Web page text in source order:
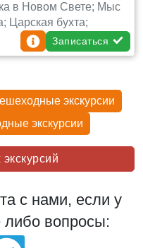
в Новом Свете; Мыс
Царская бухта;
Записаться
экскурсии
экскурcии
экскурсий
с нами, если у
либо вопросы: